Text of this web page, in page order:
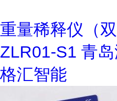
重量稀释仪（
ZLR01-S1 青
格汇智能